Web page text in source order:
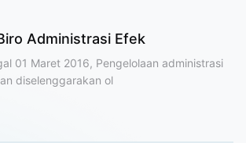
Administrasi Efek
01 Maret 2016, Pengelolaan administrasi
diselenggarakan ol